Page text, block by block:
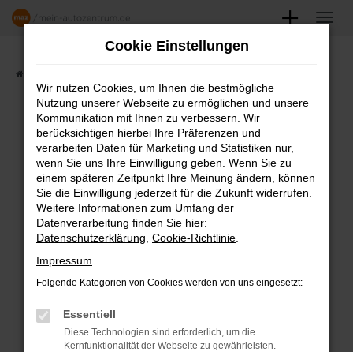
Zum
FAHRZEUGSHOWROOM
Fehler: Network Error
Beim Laden ist ein Fehler aufgetreten.
Hier sind ein paar Tipps, die dir helfen können:
Überprüfe deine Firewall und deine
Laden andere Webseiten, zum Beispiel
deine Suchmaschine?
Cookie Einstellungen
Wir nutzen Cookies, um Ihnen die bestmögliche
Nutzung unserer Webseite zu ermöglichen und unsere
Kommunikation mit Ihnen zu verbessern. Wir
berücksichtigen hierbei Ihre Präferenzen und
verarbeiten Daten für Marketing und Statistiken nur,
wenn Sie uns Ihre Einwilligung geben. Wenn Sie zu
einem späteren Zeitpunkt Ihre Meinung ändern, können
Sie die Einwilligung jederzeit für die Zukunft widerrufen.
Weitere Informationen zum Umfang der
Datenverarbeitung finden Sie hier:
Datenschutzerklärung Cookie-Richtlinie
Impressum
Folgende Kategorien von Cookies werden von uns eingesetzt:
Essentiell
Diese Technologien sind erforderlich, um die
Kernfunktionalität der Webseite zu gewährleisten.